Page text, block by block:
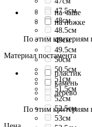
47.5см
48см
48.5см
49см
49.5см
50см
50.5см
51см
51.5см
52см
52.5см
53см
на чаше
на ножке
По этим критериям
Материал постамента
пластик
камень
дерево
По этим критериям